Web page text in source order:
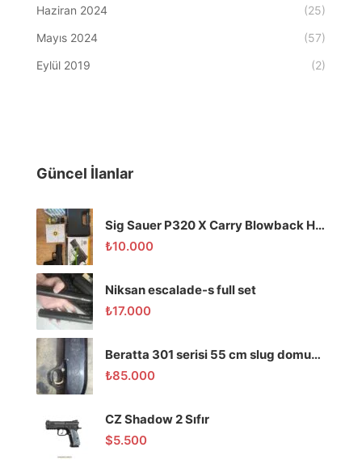
Haziran 2024
(25)
Mayıs 2024
(57)
Eylül 2019
(2)
Güncel İlanlar
Sig Sauer P320 X Carry Blowback Havalı Tabanca
₺10.000
Niksan escalade-s full set
₺17.000
Beratta 301 serisi 55 cm slug domuz tüfeği
₺85.000
CZ Shadow 2 Sıfır
$5.500